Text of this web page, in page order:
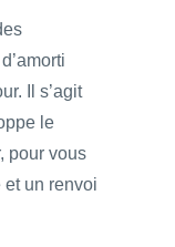
Il s’agit
le
pour vous
un renvoi